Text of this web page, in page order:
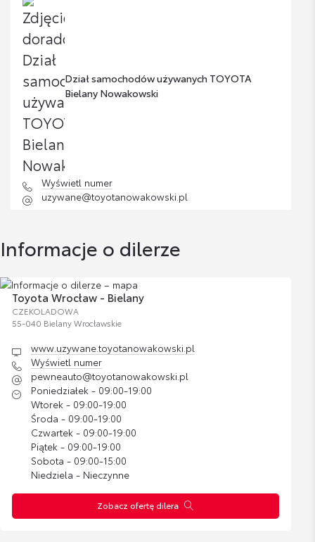
Cena brutto
645,76 zł
332,81 zł
Zestaw kosmetyków samochodowych
Cena brutto
Siatka pionowa
Cena brutto
344,18 zł
Bagażnik rowerowy na hak VeloCompact -
2 rowery
Cena brutto
2 837,07 zł
Dział samochodów używanych TOYOTA
Bielany Nowakowski
Wyświetl numer
uzywane@toyotanowakowski.pl
Informacje o dilerze
Toyota Wrocław - Bielany
CZEKOLADOWA
55-040 Bielany Wrocławskie
www.uzywane.toyotanowakowski.pl
Wyświetl numer
pewneauto@toyotanowakowski.pl
Poniedziałek - 09:00-19:00
Wtorek - 09:00-19:00
Środa - 09:00-19:00
Czwartek - 09:00-19:00
Piątek - 09:00-19:00
Sobota - 09:00-15:00
Niedziela - Nieczynne
Zobacz ofertę dilera